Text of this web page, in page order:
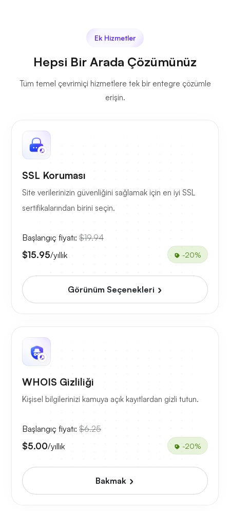
Ek Hizmetler
Hepsi Bir Arada Çözümünüz
Tüm temel çevrimiçi hizmetlere tek bir entegre çözümle
erişin.
SSL Koruması
Site verilerinizin güvenliğini sağlamak için en iyi SSL
sertifikalarından birini seçin.
Başlangıç fiyatı: $19.94
$15.95/yıllık -20%
Görünüm Seçenekleri
WHOIS Gizliliği
Kişisel bilgilerinizi kamuya açık kayıtlardan gizli tutun.
Başlangıç fiyatı: $6.25
$5.00/yıllık -20%
Bakmak